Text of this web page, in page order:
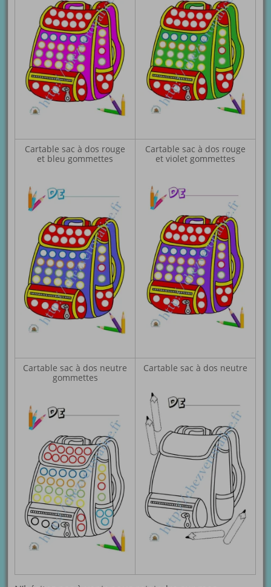
Cartable sac à dos rouge
et bleu gommettes
Cartable sac à dos rouge
et violet gommettes
Cartable sac à dos neutre
gommettes
Cartable sac à dos neutre